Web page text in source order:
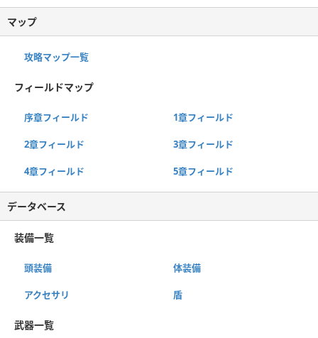
マップ
攻略マップ一覧
フィールドマップ
序章フィールド 1章フィールド
2章フィールド 3章フィールド
4章フィールド 5章フィールド
データベース
装備一覧
頭装備 体装備
アクセサリ 盾
武器一覧